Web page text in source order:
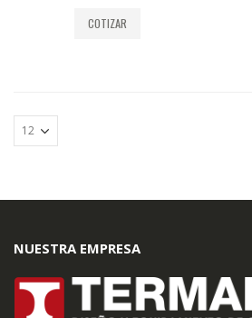
COTIZAR
NUESTRA EMPRESA